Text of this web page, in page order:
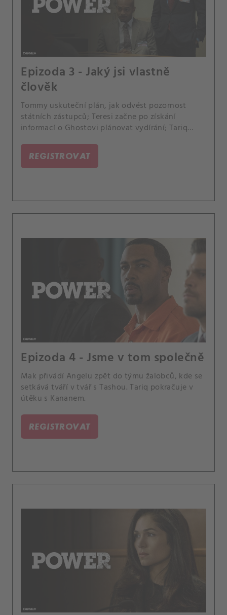
Epizoda 3 - Jaký jsi vlastně
člověk
Tommy uskuteční plán, jak odvést pozornost
státních zástupců; Teresi začne po získání
informací o Ghostovi plánovat vydírání; Tariq
REGISTROVAT
Epizoda 4 - Jsme v tom společně
Mak přivádí Angelu zpět do týmu žalobců, kde se
setkává tváří v tvář s Tashou. Tariq pokračuje v
útěku s Kananem.
REGISTROVAT